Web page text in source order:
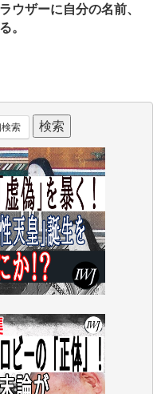
ウザーに自分の名前、
。
索